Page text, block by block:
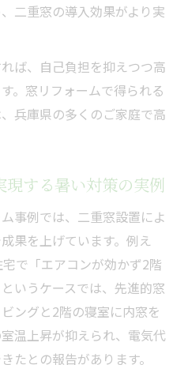
二重窓の導入効果がより実
ば、自己負担を抑えつつ高
。窓リフォームで得られる
兵庫県の多くのご家庭で高
する暑い対策の実例
事例では、二重窓設置によ
果を上げています。例え
で「エアコンが効かず2階
いうケースでは、先進的窓
ングと2階の寝室に内窓を
温上昇が抑えられ、電気代
たとの報告があります。